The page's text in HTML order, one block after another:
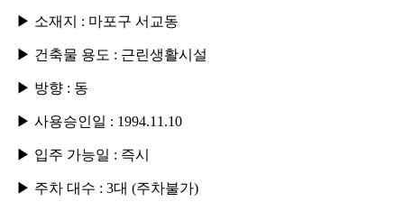
▶ 소재지 : 마포구 서교동
▶ 건축물 용도 : 근린생활시설
▶ 방향 : 동
▶ 사용승인일 : 1994.11.10
▶ 입주 가능일 : 즉시
▶ 주차 대수 : 3대 (주차불가)